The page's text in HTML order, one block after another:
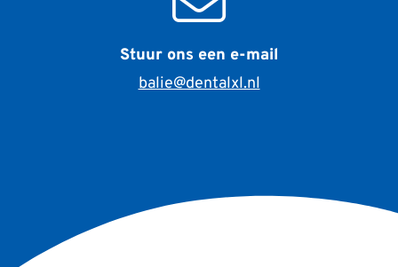
Stuur ons een e-mail
balie@dentalxl.nl